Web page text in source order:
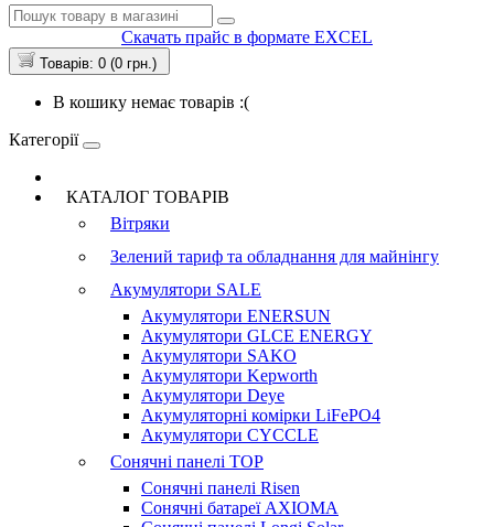
Скачать прайс в формате EXCEL
Товарів: 0 (0 грн.)
В кошику немає товарів :(
Категорії
КАТАЛОГ ТОВАРІВ
Вітряки
Зелений тариф та обладнання для майнінгу
Акумулятори SALE
Акумулятори ENERSUN
Акумулятори GLCE ENERGY
Акумулятори SAKO
Акумулятори Kepworth
Акумулятори Deye
Акумуляторні комірки LiFePO4
Акумулятори CYCCLE
Сонячні панелі TOP
Сонячні панелі Risen
Сонячні батареї AXIOMA